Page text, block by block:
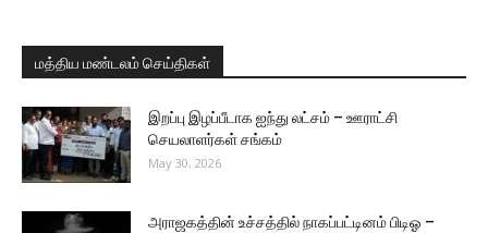
மத்திய மண்டலம் செய்திகள்
இறப்பு இழப்பீடாக ஐந்து லட்சம் – ஊராட்சி
செயலாளர்கள் சங்கம்
May 30, 2026
அராஜகத்தின் உச்சத்தில் நாகப்பட்டினம் பிடிஓ –